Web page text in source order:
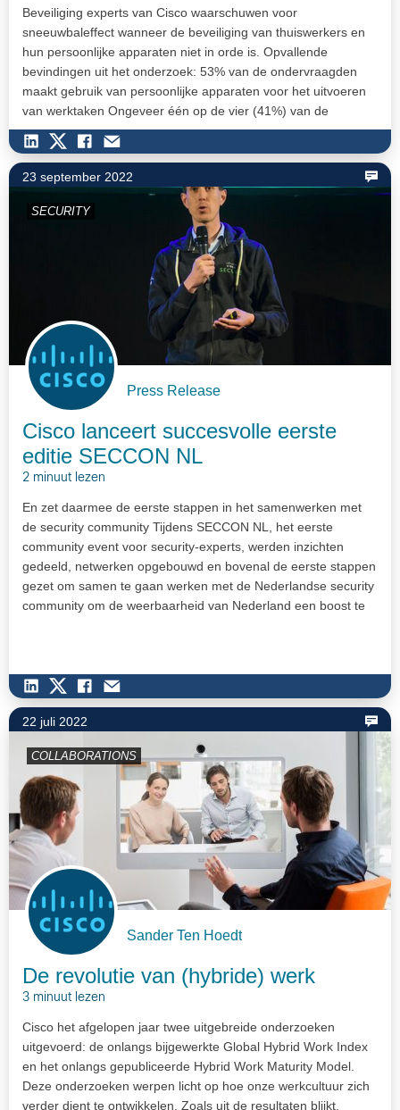
Beveiliging experts van Cisco waarschuwen voor
sneeuwbaleffect wanneer de beveiliging van thuiswerkers en
hun persoonlijke apparaten niet in orde is. Opvallende
bevindingen uit het onderzoek: 53% van de ondervraagden
maakt gebruik van persoonlijke apparaten voor het uitvoeren
van werktaken Ongeveer één op de vier (41%) van de
ondervraagden boven de…
23 september 2022
SECURITY
Press Release
Cisco lanceert succesvolle eerste
editie SECCON NL
2 minuut lezen
En zet daarmee de eerste stappen in het samenwerken met
de security community Tijdens SECCON NL, het eerste
community event voor security-experts, werden inzichten
gedeeld, netwerken opgebouwd en bovenal de eerste stappen
gezet om samen te gaan werken met de Nederlandse security
community om de weerbaarheid van Nederland een boost te
22 juli 2022
COLLABORATIONS
Sander Ten Hoedt
De revolutie van (hybride) werk
3 minuut lezen
Cisco het afgelopen jaar twee uitgebreide onderzoeken
uitgevoerd: de onlangs bijgewerkte Global Hybrid Work Index
en het onlangs gepubliceerde Hybrid Work Maturity Model.
Deze onderzoeken werpen licht op hoe onze werkcultuur zich
verder dient te ontwikkelen. Zoals uit de resultaten blijkt,